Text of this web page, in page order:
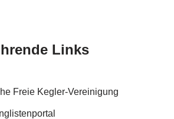
Links
Freie Kegler-Vereinigung